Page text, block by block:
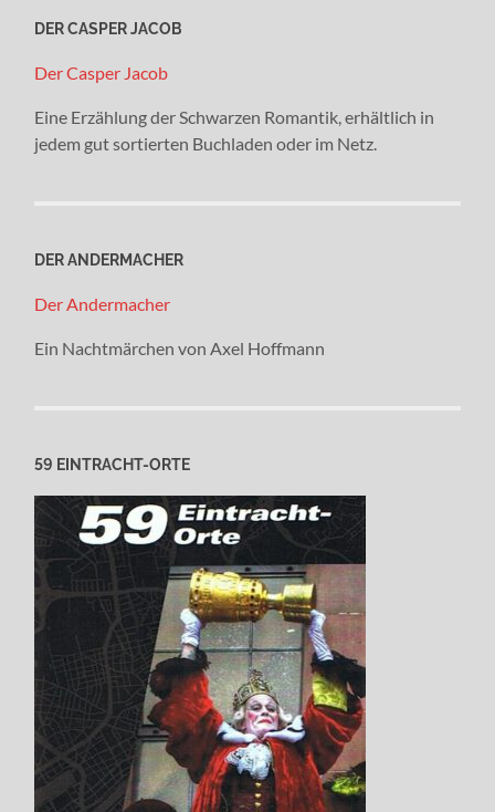
DER CASPER JACOB
Der Casper Jacob
Eine Erzählung der Schwarzen Romantik, erhältlich in
jedem gut sortierten Buchladen oder im Netz.
DER ANDERMACHER
Der Andermacher
Ein Nachtmärchen von Axel Hoffmann
59 EINTRACHT-ORTE